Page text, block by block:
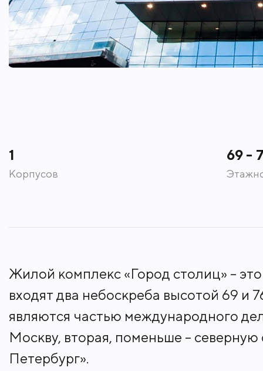
1
Корпусов
69 -
Жилой комплекс «Город столиц» –
входят два небоскреба высотой 69
являются частью международного
Москву, вторая, поменьше –
Петербург».